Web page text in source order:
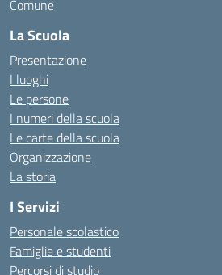
Comune
La Scuola
Presentazione
I luoghi
Le persone
I numeri della scuola
Le carte della scuola
Organizzazione
La storia
I Servizi
Personale scolastico
Famiglie e studenti
Percorsi di studio